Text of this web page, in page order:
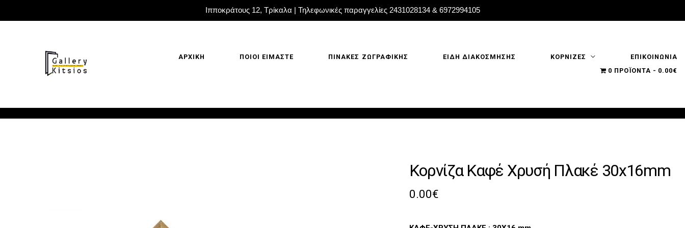
Ιπποκράτους 12, Τρίκαλα | Τηλεφωνικές παραγγελίες 2431028134 & 6972994105
ΑΡΧΙΚΗ ΠΟΙΟΙ ΕΙΜΑΣΤΕ ΠΙΝΑΚΕΣ ΖΩΓΡΑΦΙΚΗΣ ΕΙΔΗ ΔΙΑΚΟΣΜΗΣΗΣ ΚΟΡΝΙΖΕΣ
ΕΠΙΚΟΙΝΩΝΙΑ
0 ΠΡΟΪΌΝΤΑ
0.00€
Κορνίζα Καφέ Χρυσή Πλακέ 30x16mm
0.00€